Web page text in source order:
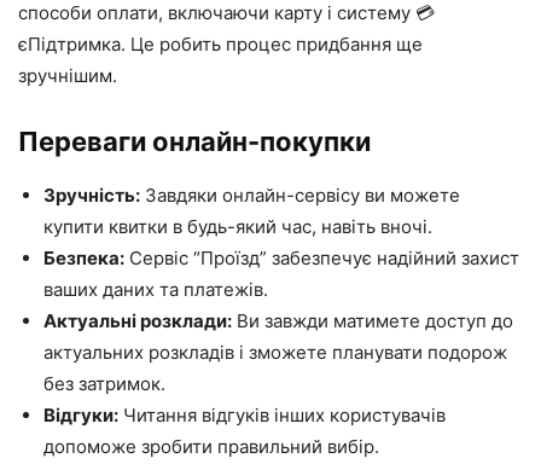
способи оплати, включаючи карту і систему 💳
єПідтримка. Це робить процес придбання ще
зручнішим.
Переваги онлайн-покупки
Зручність: Завдяки онлайн-сервісу ви можете
купити квитки в будь-який час, навіть вночі.
Безпека: Сервіс “Проїзд” забезпечує надійний захист
ваших даних та платежів.
Актуальні розклади: Ви завжди матимете доступ до
актуальних розкладів і зможете планувати подорож
без затримок.
Відгуки: Читання відгуків інших користувачів
допоможе зробити правильний вибір.